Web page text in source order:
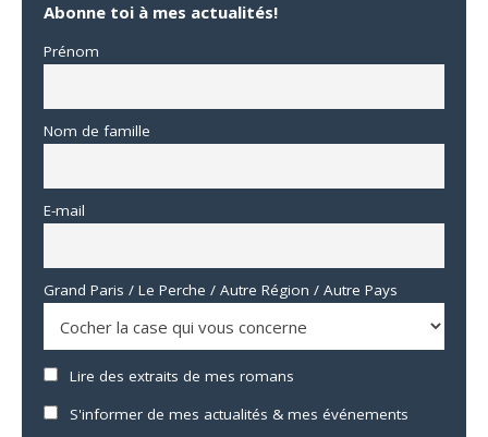
Abonne toi à mes actualités!
Prénom
Nom de famille
E-mail
Grand Paris / Le Perche / Autre Région / Autre Pays
Lire des extraits de mes romans
S'informer de mes actualités & mes événements